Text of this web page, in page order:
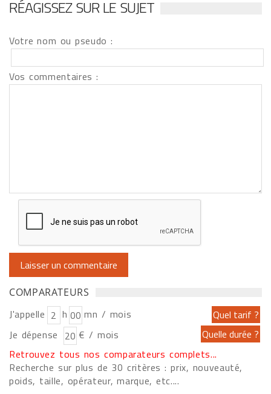
RÉAGISSEZ SUR LE SUJET
Votre nom ou pseudo :
Vos commentaires :
COMPARATEURS
J'appelle h
mn / mois
Je dépense
€ / mois
Retrouvez tous nos comparateurs complets...
Recherche sur plus de 30 critères : prix, nouveauté,
poids, taille, opérateur, marque, etc....